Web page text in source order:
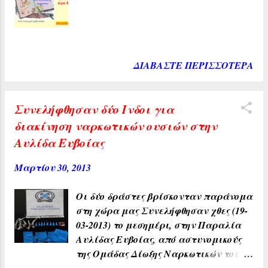
http://www.newsbeast.gr/woman/arthro/5108
ΔΙΑΒΆΣΤΕ ΠΕΡΙΣΣΌΤΕΡΑ
Συνελήφθησαν δύο Ινδοι για
διακίνηση ναρκωτικών ουσιών στην
Αυλίδα Ευβοίας
Μαρτίου 30, 2013
Οι δύο δράστες βρίσκονταν παράνομα
στη χώρα μας Συνελήφθησαν χθες (19-
03-2013) το μεσημέρι, στην Παραλία
Αυλίδας Ευβοίας, από αστυνομικούς
της Ομάδας Δίωξης Ναρκωτικών του